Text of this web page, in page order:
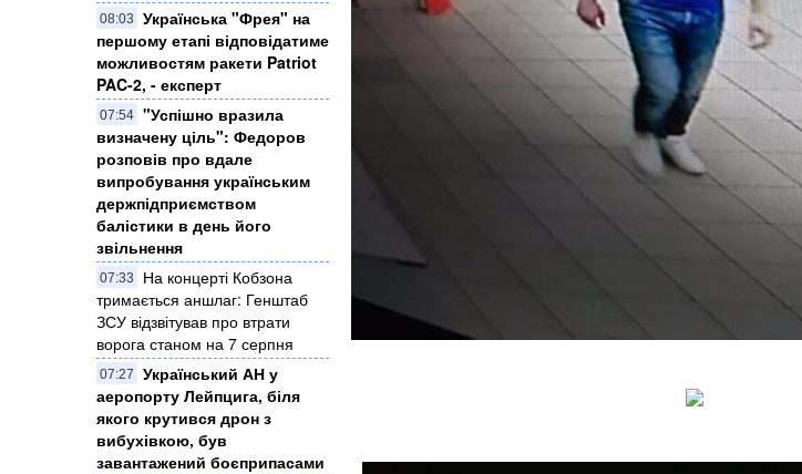
08:03
Українська "Фрея" на
першому етапі відповідатиме
можливостям ракети Patriot
PAC-2, - експерт
07:54 "Успішно вразила
визначену ціль": Федоров
розповів про вдале
випробування українським
держпідприємством
балістики в день його
звільнення
07:33
На концерті Кобзона
тримається аншлаг: Генштаб
ЗСУ відзвітував про втрати
ворога станом на 7 серпня
07:27
Український АН у
аеропорту Лейпцига, біля
якого крутився дрон з
вибухівкою, був
завантажений боєприпасами